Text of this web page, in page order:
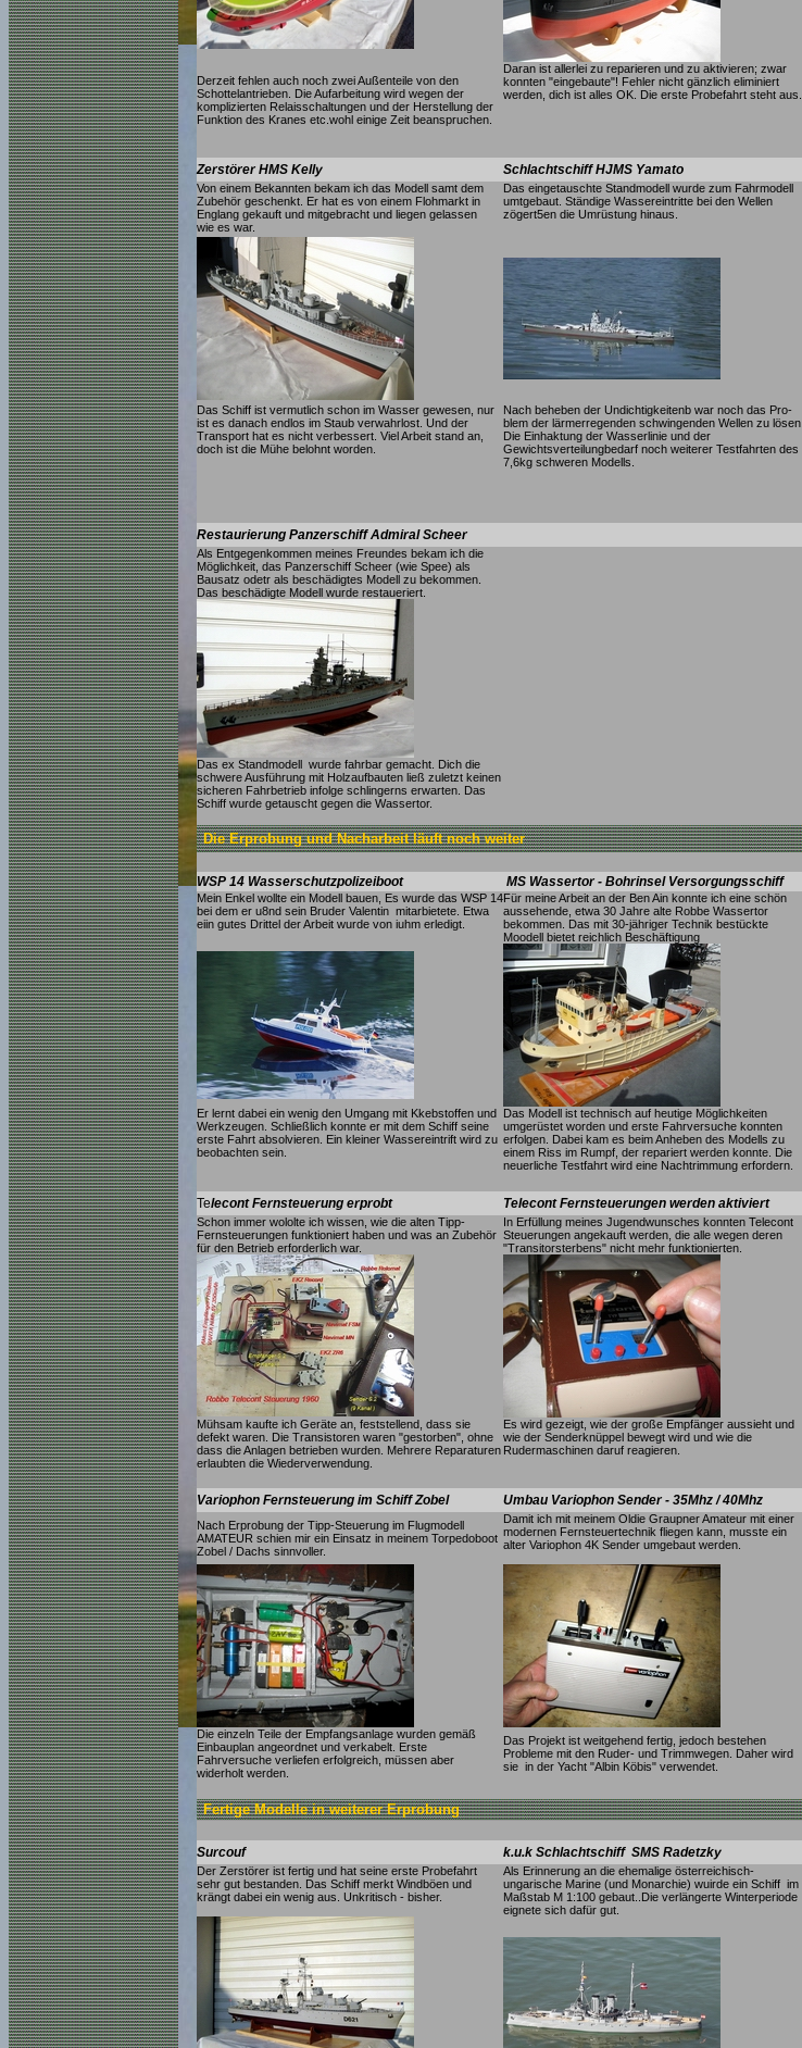
Derzeit fehlen auch noch zwei Außenteile von den
Schottelantrieben. Die Aufarbeitung wird wegen der
komplizierten Relaisschaltungen und der Herstellung der
Funktion des Kranes etc.wohl einige Zeit beanspruchen.
Daran ist allerlei zu reparieren und zu aktivieren; zwar
konnten "eingebaute"! Fehler nicht gänzlich eliminiert
werden, dich ist alles OK. Die erste Probefahrt steht aus.
Zerstörer HMS Kelly Schlachtschiff HJMS Yamato
Von einem Bekannten bekam ich das Modell samt dem
Zubehör geschenkt. Er hat es von einem Flohmarkt in
Englang gekauft und mitgebracht und liegen gelassen
wie es war.
Das eingetauschte Standmodell wurde zum Fahrmodell
umtgebaut. Ständige Wassereintritte bei den Wellen
zögert5en die Umrüstung hinaus.
Das Schiff ist vermutlich schon im Wasser gewesen, nur
ist es danach endlos im Staub verwahrlost. Und der
Transport hat es nicht verbessert. Viel Arbeit stand an,
doch ist die Mühe belohnt worden.
Nach beheben der Undichtigkeitenb war noch das Pro-
blem der lärmerregenden schwingenden Wellen zu lösen.
Die Einhaktung der Wasserlinie und der
Gewichtsverteilungbedarf noch weiterer Testfahrten des
7,6kg schweren Modells.
Restaurierung Panzerschiff Admiral Scheer
Als Entgegenkommen meines Freundes bekam ich die
Möglichkeit, das Panzerschiff Scheer (wie Spee) als
Bausatz odetr als beschädigtes Modell zu bekommen.
Das beschädigte Modell wurde restaueriert.
Das ex Standmodell wurde fahrbar gemacht. Dich die
schwere Ausführung mit Holzaufbauten ließ zuletzt keinen
sicheren Fahrbetrieb infolge schlingerns erwarten. Das
Schiff wurde getauscht gegen die Wassertor.
Die Erprobung und Nacharbeit läuft noch weiter
WSP 14 Wasserschutzpolizeiboot MS Wassertor- Bohrinsel Versorgungsschiff
Mein Enkel wollte ein Modell bauen, Es wurde das WSP 14
bei dem er u8nd sein Bruder Valentin mitarbietete. Etwa
eiin gutes Drittel der Arbeit wurde von iuhm erledigt.
Für meine Arbeit an der Ben Ain konnte ich eine schön
aussehende, etwa 30 Jahre alte Robbe Wassertor
bekommen. Das mit 30-jähriger Technik bestückte
Moodell bietet reichlich Beschäftigung
Er lernt dabei ein wenig den Umgang mit Kkebstoffen und
Werkzeugen. Schließlich konnte er mit dem Schiff seine
erste Fahrt absolvieren. Ein kleiner Wassereintrift wird zu
beobachten sein.
Das Modell ist technisch auf heutige Möglichkeiten
umgerüstet worden und erste Fahrversuche konnten
erfolgen. Dabei kam es beim Anheben des Modells zu
einem Riss im Rumpf, der repariert werden konnte. Die
neuerliche Testfahrt wird eine Nachtrimmung erfordern.
Telecont Fernsteuerung erprobt Telecont Fernsteuerungen werden aktiviert
Schon immer wololte ich wissen, wie die alten Tipp-
Fernsteuerungen funktioniert haben und was an Zubehör
für den Betrieb erforderlich war.
In Erfüllung meines Jugendwunsches konnten Telecont
Steuerungen angekauft werden, die alle wegen deren
"Transitorsterbens" nicht mehr funktionierten.
Mühsam kaufte ich Geräte an, feststellend, dass sie
defekt waren. Die Transistoren waren "gestorben", ohne
dass die Anlagen betrieben wurden. Mehrere Reparaturen
erlaubten die Wiederverwendung.
Es wird gezeigt, wie der große Empfänger aussieht und
wie der Senderknüppel bewegt wird und wie die
Rudermaschinen daruf reagieren.
Variophon Fernsteuerung im Schiff Zobel Umbau Variophon Sender - 35Mhz / 40Mhz
Nach Erprobung der Tipp-Steuerung im Flugmodell
AMATEUR schien mir ein Einsatz in meinem Torpedoboot
Zobel / Dachs sinnvoller.
Damit ich mit meinem Oldie Graupner Amateur mit einer
modernen Fernsteuertechnik fliegen kann, musste ein
alter Variophon 4K Sender umgebaut werden.
Die einzeln Teile der Empfangsanlage wurden gemäß
Einbauplan angeordnet und verkabelt. Erste
Fahrversuche verliefen erfolgreich, müssen aber
widerholt werden.
Das Projekt ist weitgehend fertig, jedoch bestehen
Probleme mit den Ruder- und Trimmwegen. Daher wird
sie in der Yacht "Albin Köbis" verwendet.
Fertige Modelle in weiterer Erprobung
Surcouf k.u.k Schlachtschiff SMS Radetzky
Der Zerstörer ist fertig und hat seine erste Probefahrt
sehr gut bestanden. Das Schiff merkt Windböen und
krängt dabei ein wenig aus. Unkritisch - bisher.
Als Erinnerung an die ehemalige österreichisch-
ungarische Marine (und Monarchie) wuirde ein Schiff im
Maßstab M 1:100 gebaut..Die verlängerte Winterperiode
eignete sich dafür gut.